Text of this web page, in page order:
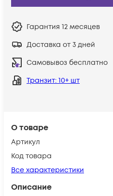
О товаре
Артикул
Код товара
Все характеристики
Описание
Гарантия 12 месяцев
Доставка от 3 дней
Самовывоз бесплатно
Транзит: 10+ шт